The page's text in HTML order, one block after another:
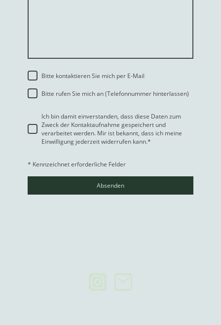
Bitte kontaktieren Sie mich per E-Mail
Bitte rufen Sie mich an (Telefonnummer hinterlassen)
Ich bin damit einverstanden, dass diese Daten zum
Zweck der Kontaktaufnahme gespeichert und
verarbeitet werden. Mir ist bekannt, dass ich meine
Einwilligung jederzeit widerrufen kann.*
* Kennzeichnet erforderliche Felder
Absenden